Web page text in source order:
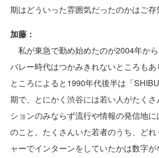
期はどういった雰囲気だったのかはご存
加藤：
私が東急で勤め始めたのが2004年か
バレー時代はつかみきれないところもあ
ところによると1990年代後半は「
期で、とにかく渋谷には若い人がたくさ
ションのみならず流行や情報の発信地に
のこと。たくさんいた若者のうち、ど
ャーでインターンをしていたかは数字が